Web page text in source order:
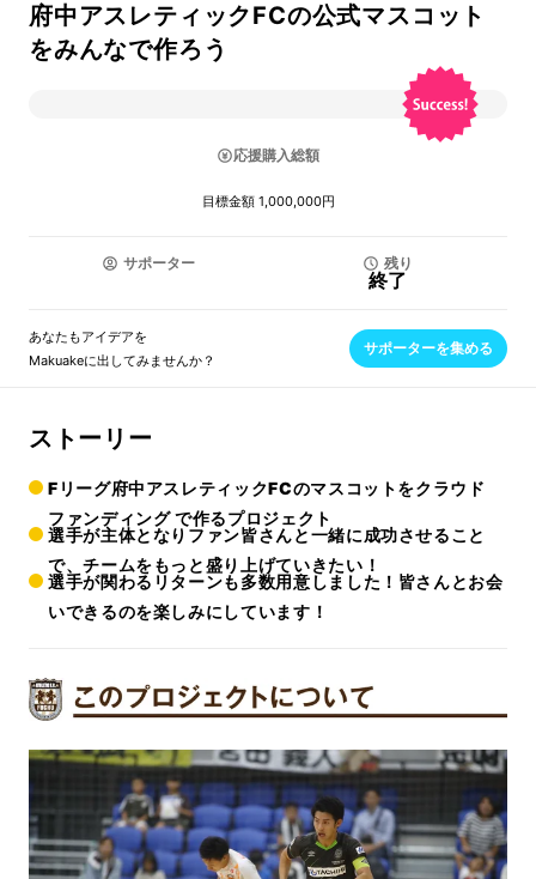
府中アスレティックFCの公式マスコット
をみんなで作ろう
応援購入総額
目標金額 1,000,000円
サポーター 残り
終了
あなたもアイデアを
Makuakeに出してみませんか？
サポーターを集める
ストーリー
Fリーグ府中アスレティックFCのマスコットをクラウド
ファンディング で作るプロジェクト
選手が主体となりファン皆さんと一緒に成功させること
で、チームをもっと盛り上げていきたい！
選手が関わるリターンも多数用意しました！ 皆さんとお会
いできるのを楽しみにしています！